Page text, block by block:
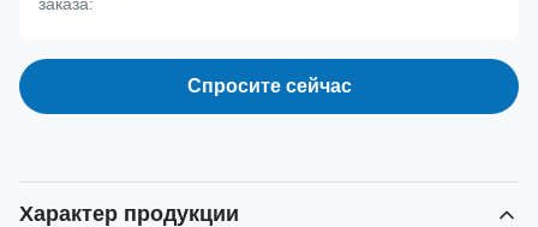
Спросите сейчас
Характер продукции